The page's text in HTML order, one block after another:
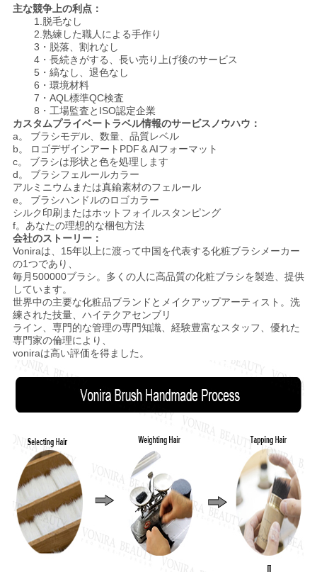
主な競争上の利点：
1.脱毛なし
2.熟練した職人による手作り
3・脱落、割れなし
4・長続きがする、長い売り上げ後のサービス
5・縞なし、退色なし
6・環境材料
7・AQL標準QC検査
8・工場監査とISO認定企業
カスタムプライベートラベル情報のサービスノウハウ：
a。
ブラシモデル、数量、品質レベル
b。
ロゴデザインアートPDF＆AIフォーマット
c。
ブラシは形状と色を処理します
d。
ブラシフェルールカラー
アルミニウムまたは真鍮素材のフェルール
e。
ブラシハンドルのロゴカラー
シルク印刷またはホットフォイルスタンピング
f。あなたの理想的な梱包方法
会社のストーリー：
Voniraは、15年以上に渡って中国を代表する化粧ブラシメーカー
の1つであり、
毎月500000ブラシ。多くの人に高品質の化粧ブラシを製造、提供
しています。
世界中の主要な化粧品ブランドとメイクアップアーティスト。洗
練された技量、ハイテクアセンブリ
ライン、専門的な管理の専門知識、経験豊富なスタッフ、優れた
専門家の倫理により、
voniraは高い評価を得ました。